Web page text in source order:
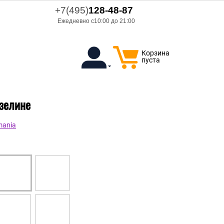
+7(495)128-48-87
Ежедневно с10:00 до 21:00
Корзина
пуста